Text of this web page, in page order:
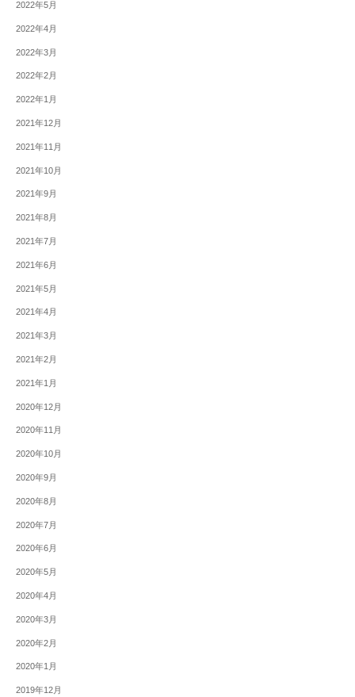
2022年5月
2022年4月
2022年3月
2022年2月
2022年1月
2021年12月
2021年11月
2021年10月
2021年9月
2021年8月
2021年7月
2021年6月
2021年5月
2021年4月
2021年3月
2021年2月
2021年1月
2020年12月
2020年11月
2020年10月
2020年9月
2020年8月
2020年7月
2020年6月
2020年5月
2020年4月
2020年3月
2020年2月
2020年1月
2019年12月